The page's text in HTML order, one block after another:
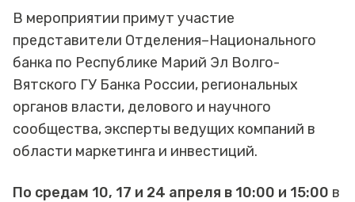
В мероприятии примут участие
представители Отделения–Национального
банка по Республике Марий Эл Волго-
Вятского ГУ Банка России, региональных
органов власти, делового и научного
сообщества, эксперты ведущих компаний в
области маркетинга и инвестиций.
По средам 10, 17 и 24 апреля в 10:00 и 15:00 в